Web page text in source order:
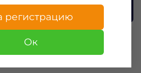
в 1 клик
регистрацию
Ок